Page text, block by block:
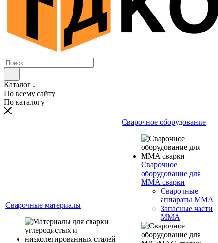
Каталог
По всему сайту
По каталогу
Сварочные материалы
Сварочное оборудование
Сварочное
оборудование для
MMA сварки
Сварочные
аппараты MMA
Запасные части
MMA